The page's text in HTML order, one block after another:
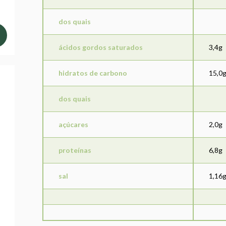
dos quais
ácidos gordos saturados 3,4g
hidratos de carbono 15,0g
dos quais
açúcares 2,0g
proteínas 6,8g
sal 1,16g